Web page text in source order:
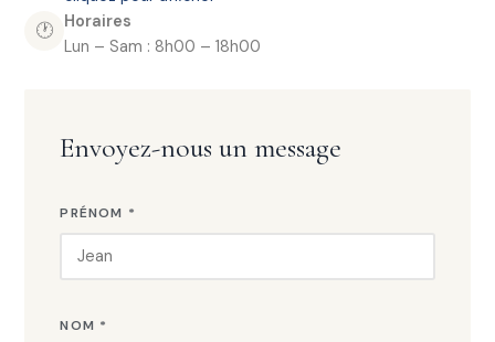
🕐
Horaires
Lun – Sam : 8h00 – 18h00
Envoyez-nous un message
PRÉNOM *
NOM *